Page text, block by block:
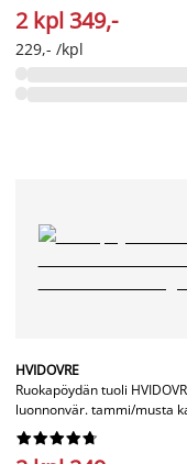
2 kpl 349,-
229,- /kpl
HVIDOVRE
Ruokapöydän tuoli
luonnonvär. tammi/musta





